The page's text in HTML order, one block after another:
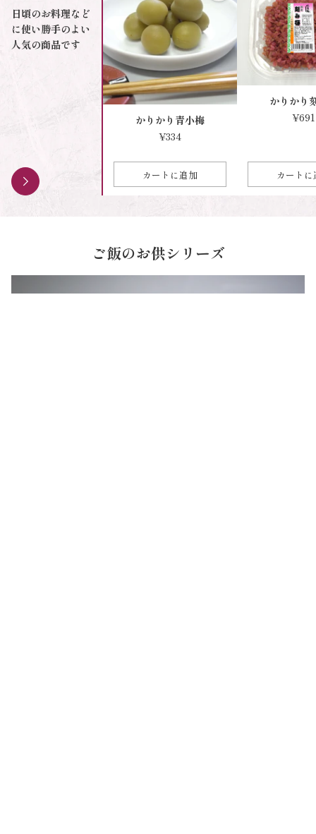
日頃のお料理など
に使い勝手のよい
人気の商品です
かりかり青小梅
¥334
カートに追加
かりかり
¥691
カート
ご飯のお供シリーズ